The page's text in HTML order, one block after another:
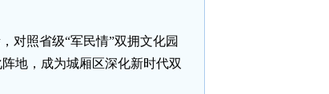
对照省级“军民情”双拥文化园
地，成为城厢区深化新时代双